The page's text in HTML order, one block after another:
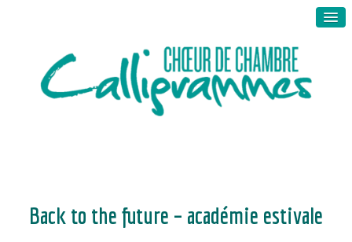
Back to the future – académie estivale